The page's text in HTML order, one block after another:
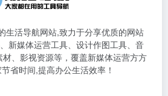
生活导航网站,致力于分享优质的网站
新媒体运营工具、设计作图工具、音
、影视资源等，覆盖新媒体运营方方
省时间,提高办公生活效率！